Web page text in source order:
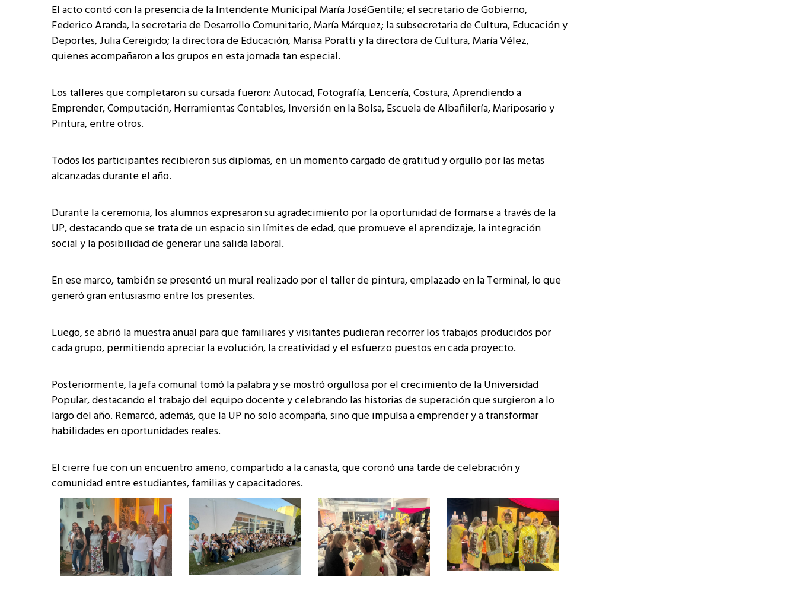
El acto contó con la presencia de la Intendente Municipal María JoséGentile; el secretario de Gobierno,
Federico Aranda, la secretaria de Desarrollo Comunitario, María Márquez; la subsecretaria de Cultura, Educación y
Deportes, Julia Cereigido; la directora de Educación, Marisa Poratti y la directora de Cultura, María Vélez,
quienes acompañaron a los grupos en esta jornada tan especial.
Los talleres que completaron su cursada fueron: Autocad, Fotografía, Lencería, Costura, Aprendiendo a
Emprender, Computación, Herramientas Contables, Inversión en la Bolsa, Escuela de Albañilería, Mariposario y
Pintura, entre otros.
Todos los participantes recibieron sus diplomas, en un momento cargado de gratitud y orgullo por las metas
alcanzadas durante el año.
Durante la ceremonia, los alumnos expresaron su agradecimiento por la oportunidad de formarse a través de la
UP, destacando que se trata de un espacio sin límites de edad, que promueve el aprendizaje, la integración
social y la posibilidad de generar una salida laboral.
En ese marco, también se presentó un mural realizado por el taller de pintura, emplazado en la Terminal, lo que
generó gran entusiasmo entre los presentes.
Luego, se abrió la muestra anual para que familiares y visitantes pudieran recorrer los trabajos producidos por
cada grupo, permitiendo apreciar la evolución, la creatividad y el esfuerzo puestos en cada proyecto.
Posteriormente, la jefa comunal tomó la palabra y se mostró orgullosa por el crecimiento de la Universidad
Popular, destacando el trabajo del equipo docente y celebrando las historias de superación que surgieron a lo
largo del año. Remarcó, además, que la UP no solo acompaña, sino que impulsa a emprender y a transformar
habilidades en oportunidades reales.
El cierre fue con un encuentro ameno, compartido a la canasta, que coronó una tarde de celebración y
comunidad entre estudiantes, familias y capacitadores.